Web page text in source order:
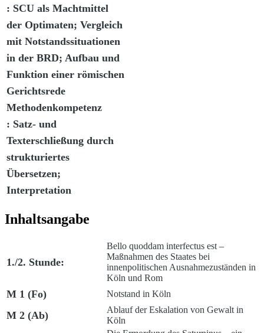
: SCU als Machtmittel
der Optimaten; Vergleich
mit Notstandssituationen
in der BRD; Aufbau und
Funktion einer römischen
Gerichtsrede
Methodenkompetenz
: Satz- und
Texterschließung durch
strukturiertes
Übersetzen;
Interpretation
Inhaltsangabe
1./2. Stunde:
Bello quoddam interfectus est –
Maßnahmen des Staates bei
innenpolitischen Ausnahmezuständen in
Köln und Rom
M 1 (Fo) Notstand in Köln
M 2 (Ab)
Ablauf der Eskalation von Gewalt in
Köln